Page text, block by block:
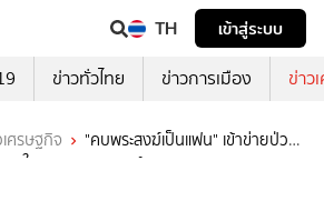
TH
เข้าสู่ระบบ
ข่าวทั่วไทย ข่าวการเมือง ข่าว
ศรษฐกิจ
"คบพระสงฆ์เป็นแฟน" เข้าข่ายป่วย
ย? ในมุมมองจิตแพทย์